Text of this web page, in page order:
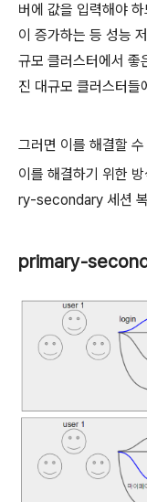
버에 값을 입력해야
이 증가하는 등 성능
규모 클러스터에서
진 대규모 클러스터들
그러면 이를 해결할
이를 해결하기 위한
ry-secondary 세션
primary-